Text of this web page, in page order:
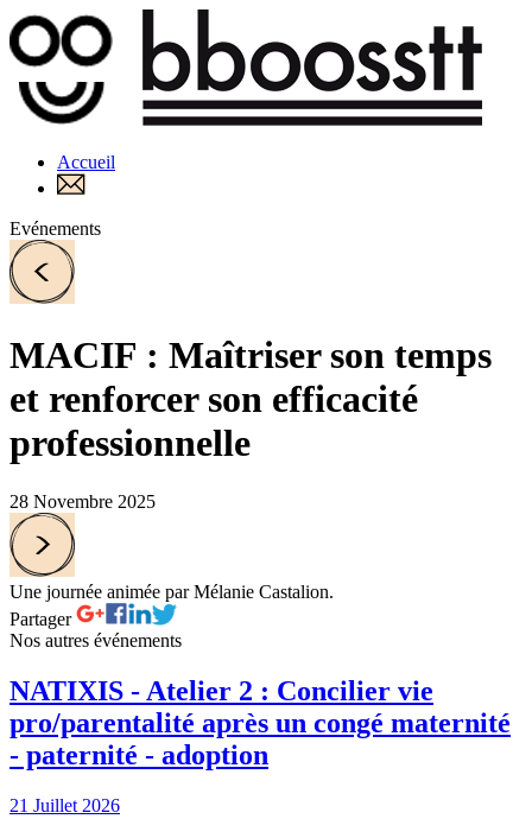
Accueil
Evénements
MACIF : Maîtriser son temps
et renforcer son efficacité
professionnelle
28 Novembre 2025
Une journée animée par Mélanie Castalion.
Partager
Nos autres événements
NATIXIS - Atelier 2 : Concilier vie
pro/parentalité après un congé maternité
- paternité - adoption
21 Juillet 2026